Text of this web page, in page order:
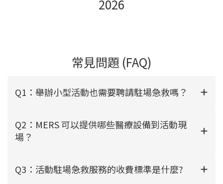
2026
常見問題 (FAQ)
Q1：舉辦小型活動也需要聘請駐場急救嗎？
Q2：MERS 可以提供哪些醫療設備到活動現
場？
Q3：活動駐場急救服務的收費標準是什麼?